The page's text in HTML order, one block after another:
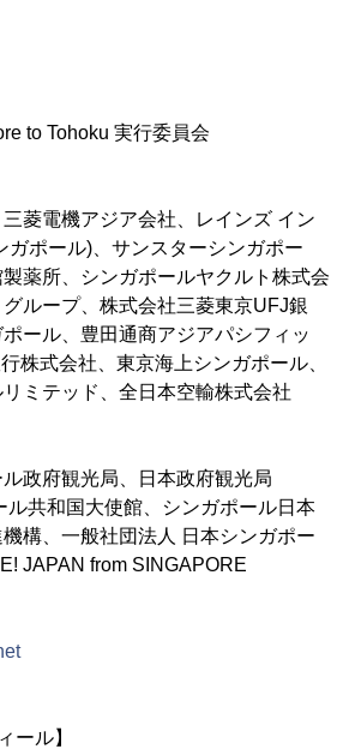
to Tohoku 実行委員会
菱電機アジア会社、レインズ イン
ガポール)、サンスターシンガポー
薬所、シンガポールヤクルト株式会
ループ、株式会社三菱東京UFJ銀
ール、豊田通商アジアパシフィッ
株式会社、東京海上シンガポール、
ミテッド、全日本空輸株式会社
政府観光局、日本政府観光局
ル共和国大使館、シンガポール日本
構、一般社団法人 日本シンガポー
JAPAN from SINGAPORE
ール】